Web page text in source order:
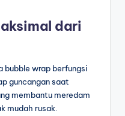
dari
bubble wrap berfungsi
guncangan saat
membantu meredam
mudah rusak.